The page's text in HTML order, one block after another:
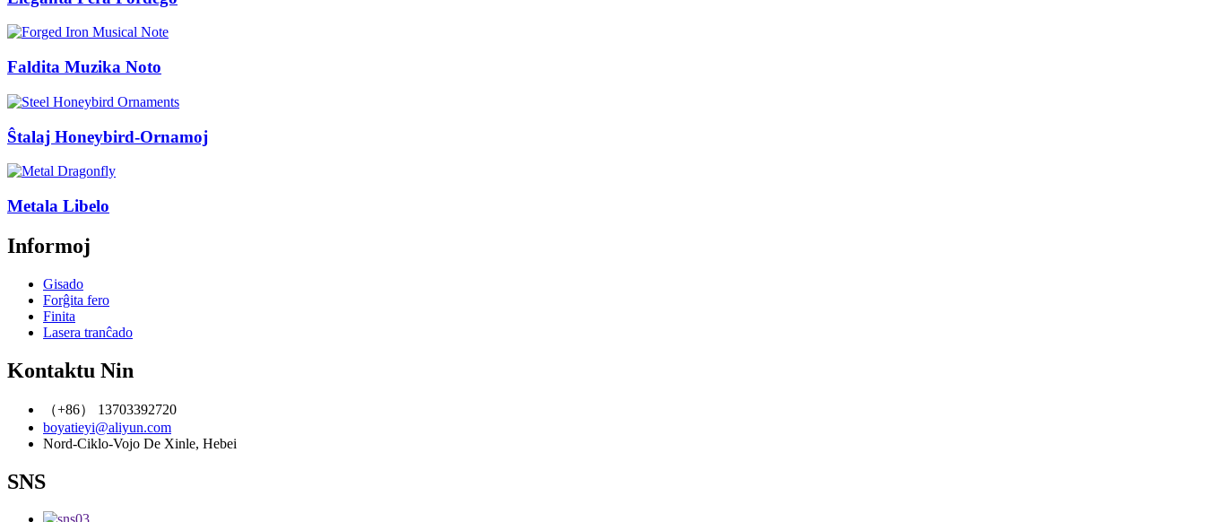
Faldita Muzika Noto
Ŝtalaj Honeybird-Ornamoj
Metala Libelo
Informoj
Gisado
Forĝita fero
Finita
Lasera tranĉado
Kontaktu Nin
（+86） 13703392720
boyatieyi@aliyun.com
Nord-Ciklo-Vojo De Xinle, Hebei
SNS